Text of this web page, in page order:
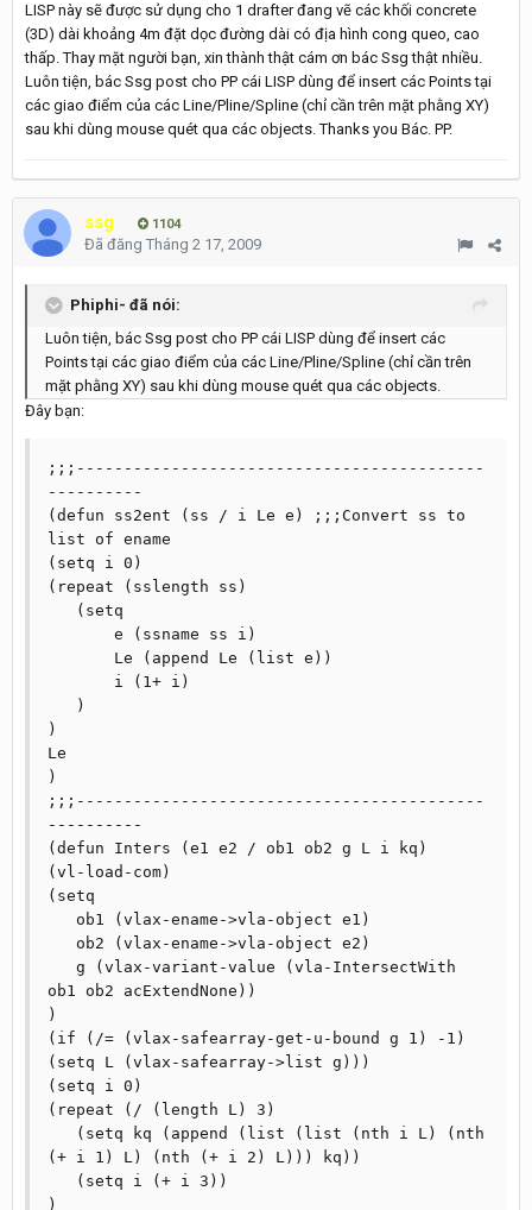
LISP này sẽ được sử dụng cho 1 drafter đang vẽ các khối concrete
(3D) dài khoảng 4m đặt dọc đường dài có địa hình cong queo, cao
thấp. Thay mặt người bạn, xin thành thật cám ơn bác Ssg thật nhiều.
Luôn tiện, bác Ssg post cho PP cái LISP dùng để insert các Points tại
các giao điểm của các Line/Pline/Spline (chỉ cần trên mặt phằng XY)
sau khi dùng mouse quét qua các objects. Thanks you Bác. PP.
ssg 1104
Đã đăng Tháng 2 17, 2009
Phiphi- đã nói:
Luôn tiện, bác Ssg post cho PP cái LISP dùng để insert các
Points tại các giao điểm của các Line/Pline/Spline (chỉ cần trên
mặt phằng XY) sau khi dùng mouse quét qua các objects.
Đây bạn:
;;;-------------------------------------------
----------
(defun ss2ent (ss / i Le e) ;;;Convert ss to
list of ename
(setq i 0)
(repeat (sslength ss)
)
Le
)
;;;-------------------------------------------
----------
(defun Inters (e1 e2 / ob1 ob2 g L i kq)
(vl-load-com)
(setq
ob1 ob2 acExtendNone))
)
(if (/= (vlax-safearray-get-u-bound g 1) -1)
(setq L (vlax-safearray->list g)))
(setq i 0)
(repeat (/ (length L) 3)
(+ i 1) L) (nth (+ i 2) L))) kq))
)